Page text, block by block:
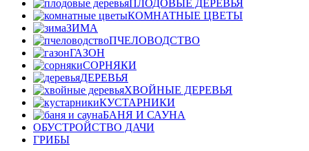
ПЛОДОВЫЕ ДЕРЕВЬЯ
КОМНАТНЫЕ ЦВЕТЫ
ЗИМА
ПЧЕЛОВОДСТВО
ГАЗОН
СОРНЯКИ
ДЕРЕВЬЯ
ХВОЙНЫЕ ДЕРЕВЬЯ
КУСТАРНИКИ
БАНЯ И САУНА
ОБУСТРОЙСТВО ДАЧИ
ГРИБЫ